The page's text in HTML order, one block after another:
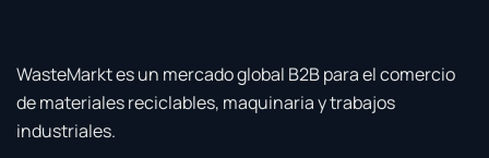
WasteMarkt es un mercado global B2B para el comercio
de materiales reciclables, maquinaria y trabajos
industriales.